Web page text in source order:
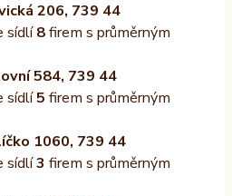
206, 739 44
sídlí8firem s průměrným
584, 739 44
sídlí5 firem s průměrným
1060, 739 44
sídlí3 firem s průměrným